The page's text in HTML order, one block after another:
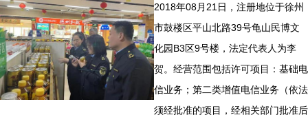
2018年08月21日，注册地位于徐州
市鼓楼区平山北路39号龟山民博文
化园B3区9号楼，法定代表人为李
贺。经营范围包括许可项目：基础电
信业务；第二类增值电信业务（依法
须经批准的项目，经相关部门批准后